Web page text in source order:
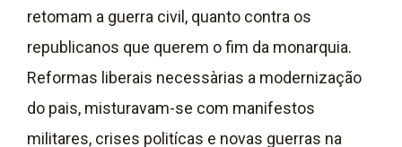
retomam a guerra civil, quanto contra os
republicanos que querem o fim da monarquia.
Reformas liberais necessàrias a modernização
do pais, misturavam-se com manifestos
militares, crises politícas e novas guerras na